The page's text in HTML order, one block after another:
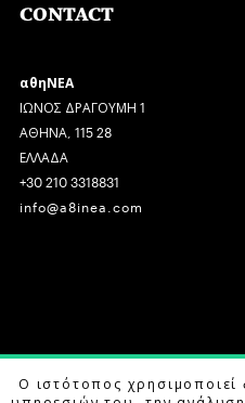
CONTACT
αθηΝΕΑ
ΙΩΝΟΣ ΔΡΑΓΟΥΜΗ 1
ΑΘΗΝΑ, 115 28
ΕΛΛΑΔΑ
+30 210 3318831
info@a8inea.com
COPYRIGHT © 2026 αθηΝΕΑ,
Ο ιστότοπος